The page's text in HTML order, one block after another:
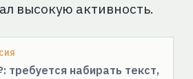
высокую активность.
требуется набирать текст,